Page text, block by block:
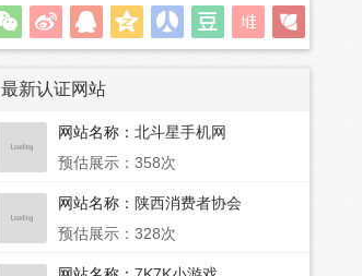
最新认证网站
网站名称： 北斗星手机网
预估展示：358次
网站名称： 陕西消费者协会
预估展示：328次